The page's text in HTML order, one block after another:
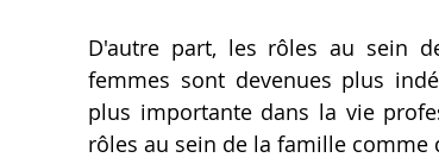
D'autre part, les rôles au sein
femmes sont devenues plus
plus importante dans la vie
rôles au sein de la famille comme